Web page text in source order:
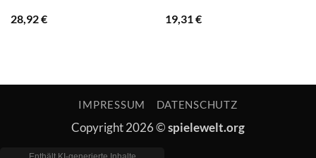
28,92€
19,31€
IMPRESSUM DATENSCHUTZ
Copyright 2026 ©spielewelt.org